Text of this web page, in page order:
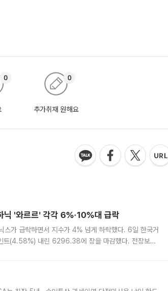
0
추가취재 원해요
0
'와르르' 각각 6%·10%대 급락
스가 급락하면서 지수가 4% 넘게 하락했다. 6일 한국거
트(4.58%) 내린 6296.38에 장을 마감했다. 전장보다